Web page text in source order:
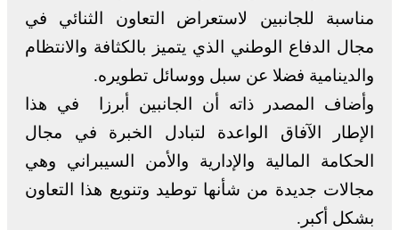
مناسبة للجانبين لاستعراض التعاون الثنائي في
مجال الدفاع الوطني الذي يتميز بالكثافة والانتظام
والدينامية فضلا عن سبل ووسائل تطويره.
وأضاف المصدر ذاته أن الجانبين أبرزا في هذا
الإطار الآفاق الواعدة لتبادل الخبرة في مجال
الحكامة المالية والإدارية والأمن السيبراني وهي
مجالات جديدة من شأنها توطيد وتنويع هذا التعاون
بشكل أكبر.